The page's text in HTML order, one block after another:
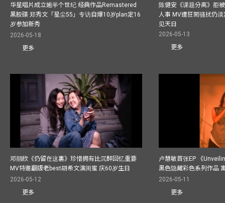
华星唱片成立逾半个世纪 经典作品Remastered
黑胶碟 郑秀文「星尘55」专访自爆10岁plan定16
岁参加新秀
2026-05-18
更多
陈健安《课题分离》拒
人事 MV遭狂鬧骚扰仍
见天日
2026-05-13
更多
邓丽欣《仍留在这裏》珍惜拥有比沉醉回忆重要
MV特邀翻版老best胡希文演闺蜜 庆60岁生日
2026-05-12
更多
卢慧敏首张EP 《
黑色隐藏彩色系列作品
2026-05-11
更多